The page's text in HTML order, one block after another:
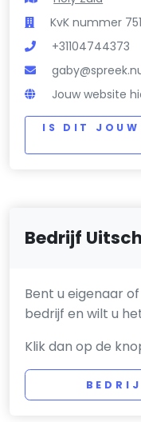
KvK nummer
+31104744373
Jouw website
IS DIT
Bedrijf
Bent u eigenaar
bedrijf en wilt u
Klik dan op de